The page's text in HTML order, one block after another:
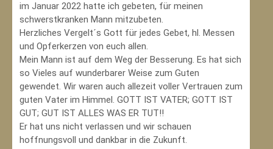
im Januar 2022 hatte ich gebeten, für meinen
schwerstkranken Mann mitzubeten.
Herzliches Vergelt´s Gott für jedes Gebet, hl. Messen
und Opferkerzen von euch allen.
Mein Mann ist auf dem Weg der Besserung. Es hat sich
so Vieles auf wunderbarer Weise zum Guten
gewendet. Wir waren auch allezeit voller Vertrauen zum
guten Vater im Himmel. GOTT IST VATER; GOTT IST
GUT; GUT IST ALLES WAS ER TUT!!
Er hat uns nicht verlassen und wir schauen
hoffnungsvoll und dankbar in die Zukunft.